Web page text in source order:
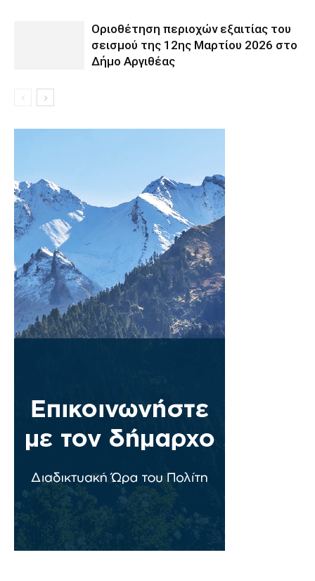
Οριοθέτηση περιοχών εξαιτίας του
σεισμού της 12ης Μαρτίου 2026 στο
Δήμο Αργιθέας